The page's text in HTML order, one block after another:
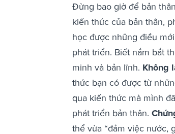
Đừng bao giờ để bản
kiến thức của bản thân,
học được những điều
phát triển. Biết nắm bắt
minh và bản lĩnh. Không
thức bạn có được từ
qua kiến thức mà mình
phát triển bản thân.
thể vừa “đảm việc nước,